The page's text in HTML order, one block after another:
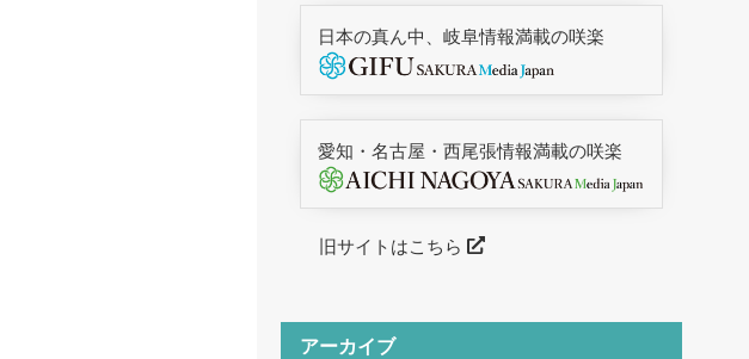
日本の真ん中、岐阜情報満載の咲楽
愛知・名古屋・西尾張情報満載の咲楽
旧サイトはこちら
アーカイブ